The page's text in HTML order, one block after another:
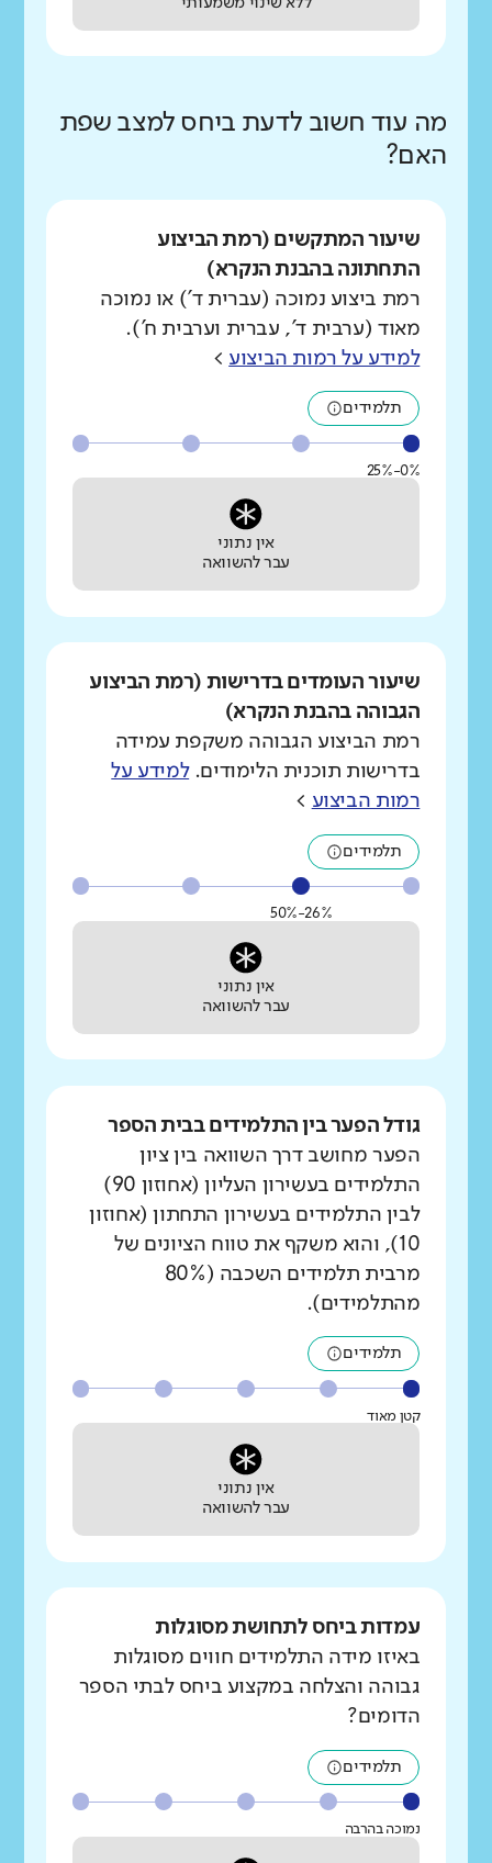
מה עוד חשוב לדעת ביחס למצב שפת
האם?
שיעור המתקשים (רמת הביצוע
התחתונה בהבנת הנקרא)
רמת ביצוע נמוכה (עברית ד') או נמוכה
מאוד (ערבית ד', עברית וערבית ח').
למידע על רמות הביצוע >
תלמידים
0%-25%
אין נתוני
עבר להשוואה
שיעור העומדים בדרישות (רמת הביצוע
הגבוהה בהבנת הנקרא)
רמת הביצוע הגבוהה משקפת עמידה
בדרישות תוכנית הלימודים.למידע על
רמות הביצוע >
תלמידים
26%-50%
אין נתוני
עבר להשוואה
גודל הפער בין התלמידים בבית הספר
הפער מחושב דרך השוואה בין ציון
התלמידים בעשירון העליון (אחוזון 90)
לבין התלמידים בעשירון התחתון (אחוזון
10), והוא משקף את טווח הציונים של
מרבית תלמידים השכבה (80%
מהתלמידים).
תלמידים
קטן מאוד
אין נתוני
עבר להשוואה
עמדות ביחס לתחושת מסוגלות
באיזו מידה התלמידים חווים מסוגלות
גבוהה והצלחה במקצוע ביחס לבתי הספר
הדומים?
תלמידים
נמוכה בהרבה